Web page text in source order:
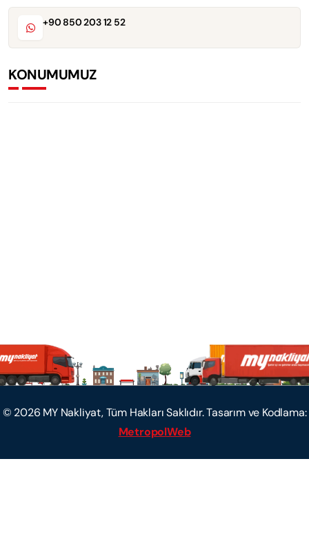
+90 850 203 12 52
KONUMUMUZ
© 2026 MY Nakliyat, Tüm Hakları Saklıdır. Tasarım ve Kodlama:
MetropolWeb